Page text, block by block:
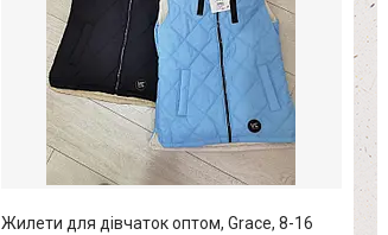
Жилети для дівчаток оптом, Grace, 8-16